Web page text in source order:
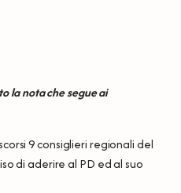
la nota che segue ai
9 consiglieri regionali del
di aderire al PD ed al suo